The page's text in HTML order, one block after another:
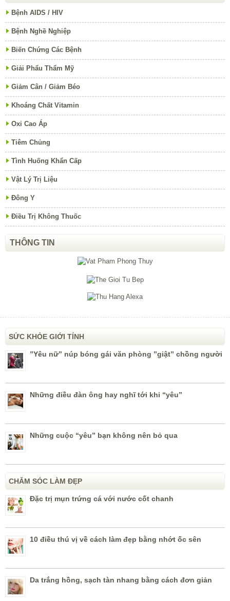
Bệnh AIDS / HIV
Bệnh Nghề Nghiệp
Biến Chứng Các Bệnh
Giải Phẩu Thẩm Mỹ
Giảm Cân / Giảm Béo
Khoáng Chất Vitamin
Oxi Cao Áp
Tiêm Chủng
Tình Huống Khẩn Cấp
Vật Lý Trị Liệu
Đông Y
Điều Trị Không Thuốc
THÔNG TIN
SỨC KHỎE GIỚI TÍNH
”Yêu nữ” núp bóng gái văn phòng ”giật” chồng người
Những điều đàn ông hay nghĩ tới khi “yêu”
Những cuộc “yêu” bạn không nên bỏ qua
CHĂM SÓC LÀM ĐẸP
Đặc trị mụn trứng cá với nước cốt chanh
10 điều thú vị về cách làm đẹp bằng nhớt ốc sên
Da trắng hồng, sạch tàn nhang bằng cách đơn giản